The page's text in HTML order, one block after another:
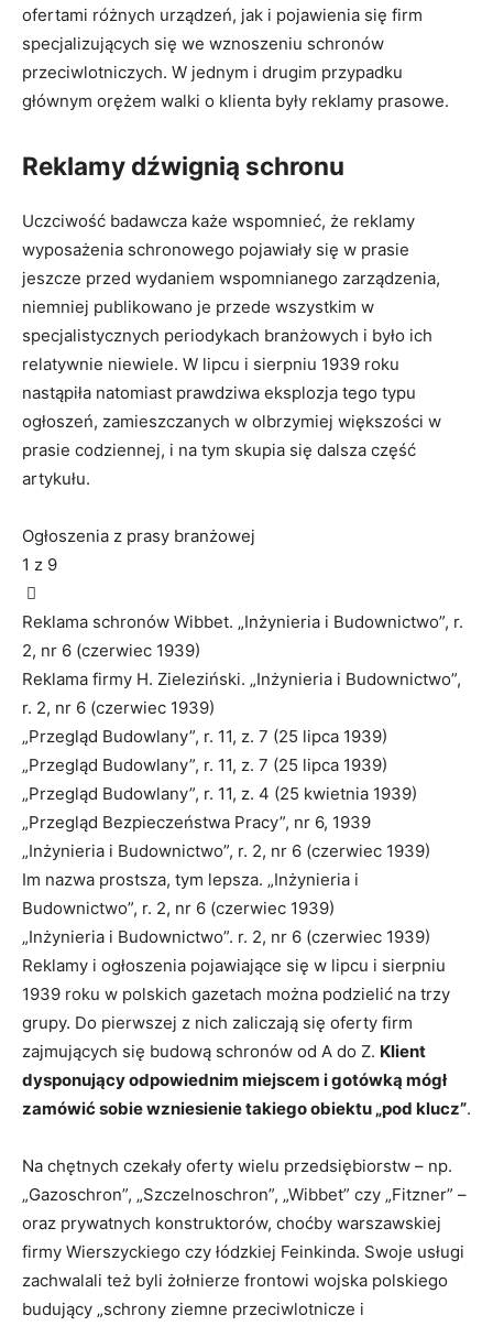
ofertami różnych urządzeń, jak i pojawienia się firm
specjalizujących się we wznoszeniu schronów
przeciwlotniczych. W jednym i drugim przypadku
głównym orężem walki o klienta były reklamy prasowe.
Reklamy dźwignią schronu
Uczciwość badawcza każe wspomnieć, że reklamy
wyposażenia schronowego pojawiały się w prasie
jeszcze przed wydaniem wspomnianego zarządzenia,
niemniej publikowano je przede wszystkim w
specjalistycznych periodykach branżowych i było ich
relatywnie niewiele. W lipcu i sierpniu 1939 roku
nastąpiła natomiast prawdziwa eksplozja tego typu
ogłoszeń, zamieszczanych w olbrzymiej większości w
prasie codziennej, i na tym skupia się dalsza część
artykułu.
Ogłoszenia z prasy branżowej
1 z 9
Reklama schronów Wibbet. „Inżynieria i Budownictwo”, r.
2, nr 6 (czerwiec 1939)
Reklama firmy H. Zieleziński. „Inżynieria i Budownictwo”,
r. 2, nr 6 (czerwiec 1939)
„Przegląd Budowlany”, r. 11, z. 7 (25 lipca 1939)
„Przegląd Budowlany”, r. 11, z. 7 (25 lipca 1939)
„Przegląd Budowlany”, r. 11, z. 4 (25 kwietnia 1939)
„Przegląd Bezpieczeństwa Pracy”, nr 6, 1939
„Inżynieria i Budownictwo”, r. 2, nr 6 (czerwiec 1939)
Im nazwa prostsza, tym lepsza. „Inżynieria i
Budownictwo”, r. 2, nr 6 (czerwiec 1939)
„Inżynieria i Budownictwo”. r. 2, nr 6 (czerwiec 1939)
Reklamy i ogłoszenia pojawiające się w lipcu i sierpniu
1939 roku w polskich gazetach można podzielić na trzy
grupy. Do pierwszej z nich zaliczają się oferty firm
zajmujących się budową schronów od A do Z. Klient
dysponujący odpowiednim miejscem i gotówką mógł
zamówić sobie wzniesienie takiego obiektu „pod klucz”.
Na chętnych czekały oferty wielu przedsiębiorstw – np.
„Gazoschron”, „Szczelnoschron”, „Wibbet” czy „Fitzner” –
oraz prywatnych konstruktorów, choćby warszawskiej
firmy Wierszyckiego czy łódzkiej Feinkinda. Swoje usługi
zachwalali też byli żołnierze frontowi wojska polskiego
budujący „schrony ziemne przeciwlotnicze i